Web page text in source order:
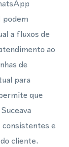
a fluxos de
ao
de
para
que
consistentes e
cliente.